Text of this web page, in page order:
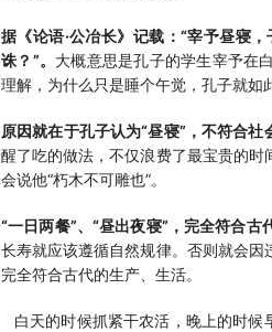
据《论语·公冶长》记载：“宰予昼寝
诛？”。 大概意思是孔子的学生宰予在
理解，为什么只是睡个午觉，孔子就如
原因就在于孔子认为“昼寝”，不符合
醒了吃的做法，不仅浪费了最宝贵的
会说他“朽木不可雕也”。
“一日两餐”、“昼出夜寝”，完全符合古
长寿就应该遵循自然规律。否则就会
完全符合古代的生产、生活。
白天的时候抓紧干农活，晚上的时